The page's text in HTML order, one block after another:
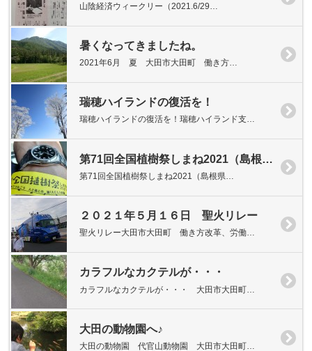
山陰経済ウィークリー（2021.6/29…
暑くなってきましたね。
2021年6月 夏 大田市大田町 働き方…
瑞穂ハイランドの復活を！
瑞穂ハイランドの復活を！瑞穂ハイランド支…
第71回全国植樹祭しまね2021（島根県大田市三瓶町）
第71回全国植樹祭しまね2021（島根県…
２０２１年５月１６日 聖火リレー
聖火リレー大田市大田町 働き方改革、労働…
カラフルなカクテルが・・・
カラフルなカクテルが・・・ 大田市大田町…
大田の動物園へ♪
大田の動物園 代官山動物園 大田市大田町…